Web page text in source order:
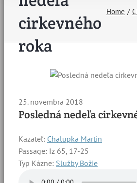
cirkevného
roka
Home
25. novembra 2018
Posledná nedeľa
Kazateľ: Chalupka Martin
Passage: Iz 65, 17-25
Typ Kázne: Služby Božie